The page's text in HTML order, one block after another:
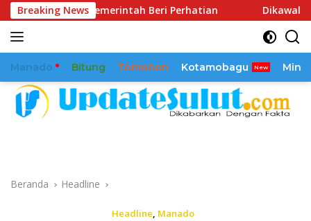
Langsung
ke
konten
Breaking News
Pemerintah Beri Perhatian Dikawal Sejak 2025,
Manado Bitung Tomohon Kotamobagu
Beranda Headline
Headline, Manado